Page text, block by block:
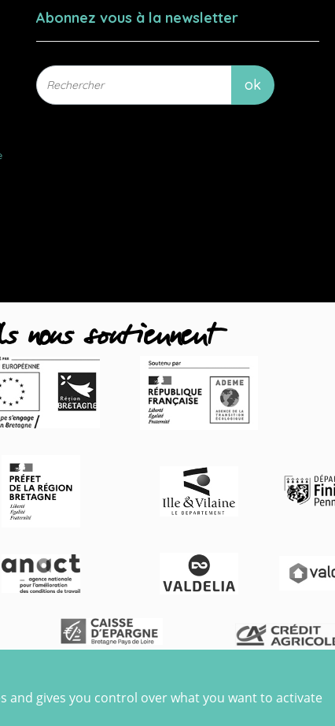
Abonnez vous à la newsletter
nous soutiennent
and gives you control over what you want to activate